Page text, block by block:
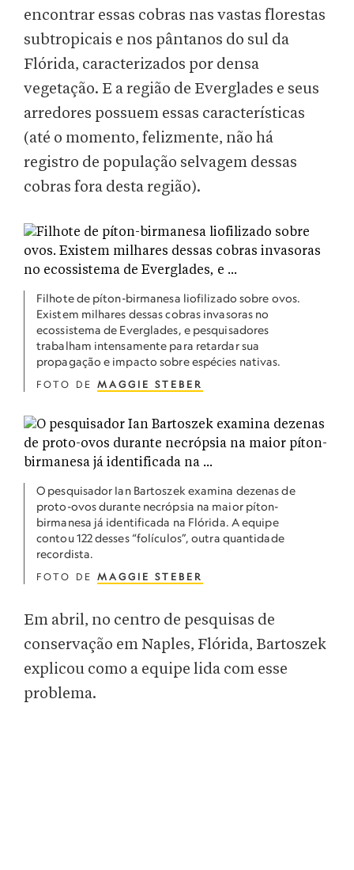
encontrar essas cobras nas vastas florestas
subtropicais e nos pântanos do sul da
Flórida, caracterizados por densa
vegetação. E a região de Everglades e seus
arredores possuem essas características
(até o momento, felizmente, não há
registro de população selvagem dessas
cobras fora desta região).
Filhote de píton-birmanesa liofilizado sobre ovos.
Existem milhares dessas cobras invasoras no
ecossistema de Everglades, e pesquisadores
trabalham intensamente para retardar sua
propagação e impacto sobre espécies nativas.
FOTO DE MAGGIE STEBER
O pesquisador Ian Bartoszek examina dezenas de
proto-ovos durante necrópsia na maior píton-
birmanesa já identificada na Flórida. A equipe
contou 122 desses “folículos”, outra quantidade
recordista.
FOTO DE MAGGIE STEBER
Em abril, no centro de pesquisas de
conservação em Naples, Flórida, Bartoszek
explicou como a equipe lida com esse
problema.